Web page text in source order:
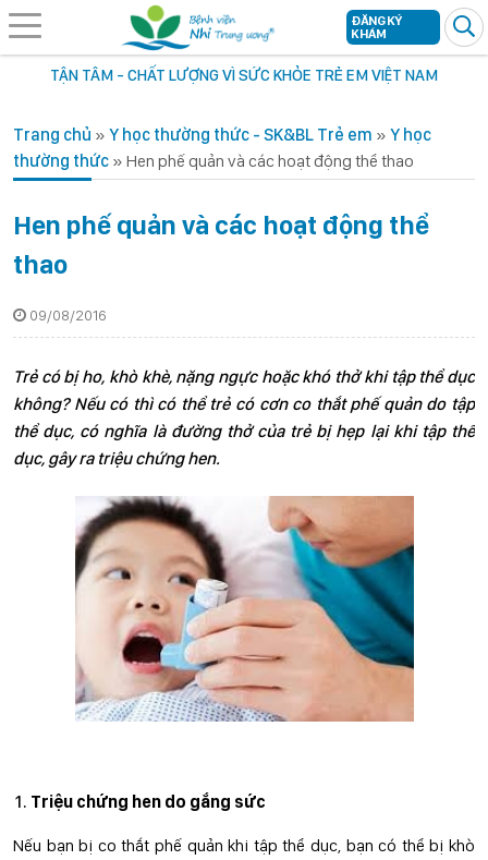
TẬN TÂM - CHẤT LƯỢNG VÌ SỨC KHỎE TRẺ EM VIỆT NAM
ĐĂNG KÝ
KHÁM
Trang chủ » Y học thường thức - SK&BL Trẻ em » Y học
thường thức » Hen phế quản và các hoạt động thể thao
Hen phế quản và các hoạt động thể
thao
09/08/2016
Trẻ có bị ho, khò khè, nặng ngực hoặc khó thở khi tập thể dục
không? Nếu có thì có thể trẻ có cơn co thắt phế quản do tập
thể dục, có nghĩa là đường thở của trẻ bị hẹp lại khi tập thể
dục, gây ra triệu chứng hen.
Triệu chứng hen do gắng sức
Nếu bạn bị co thắt phế quản khi tập thể dục, bạn có thể bị khò